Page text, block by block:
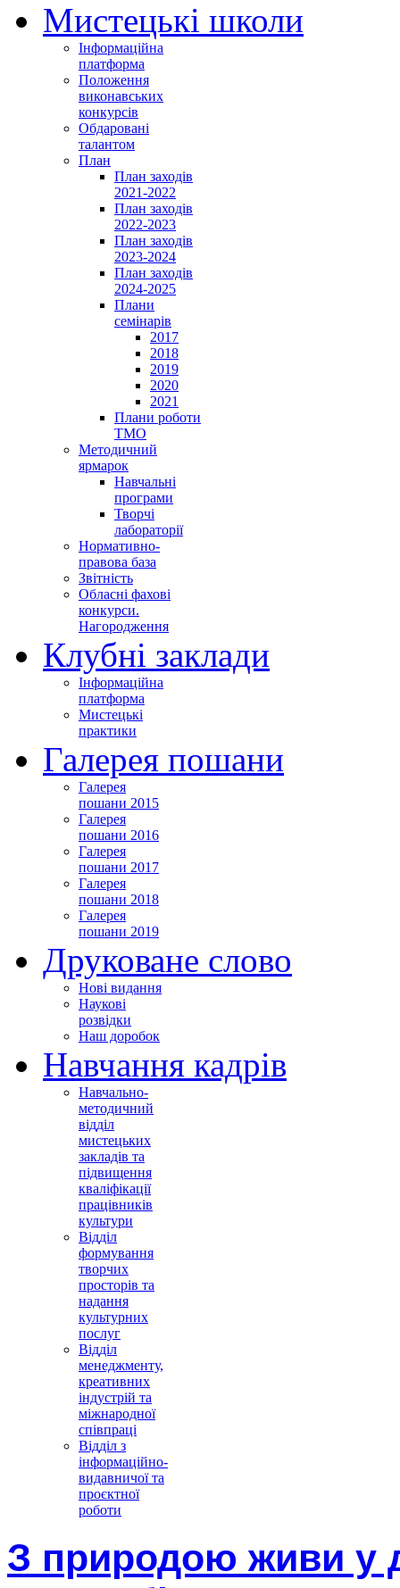
Мистецькі школи
Інформаційна
платформа
Положення
виконавських
конкурсів
Обдаровані
талантом
План
План заходів
2021-2022
План заходів
2022-2023
План заходів
2023-2024
План заходів
2024-2025
Плани
семінарів
2017
2018
2019
2020
2021
Плани роботи
ТМО
Методичний
ярмарок
Навчальні
програми
Творчі
лабораторії
Нормативно-
правова база
Звітність
Обласні фахові
конкурси.
Нагородження
Клубні заклади
Інформаційна
платформа
Мистецькі
практики
Галерея пошани
Галерея
пошани 2015
Галерея
пошани 2016
Галерея
пошани 2017
Галерея
пошани 2018
Галерея
пошани 2019
Друковане слово
Нові видання
Наукові
розвідки
Наш доробок
Навчання кадрів
Навчально-
методичний
відділ
мистецьких
закладів та
підвищення
кваліфікації
працівників
культури
Відділ
формування
творчих
просторів та
надання
культурних
послуг
Відділ
менеджменту,
креативних
індустрій та
міжнародної
співпраці
Відділ з
інформаційно-
видавничої та
проєктної
роботи
З природою живи у